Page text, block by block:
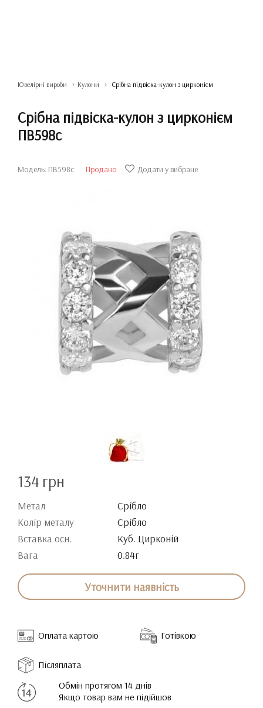
Ювелірні вироби Кулони Срібна підвіска-кулон з цирконієм
Срібна підвіска-кулон з цирконієм
ПВ598с
Модель: ПВ598с Продано Додати у вибране
134 грн
Метал
Срібло
Колір металу
Срібло
Вставка осн.
Куб. Цирконій
Вага
0.84г
Уточнити наявність
Оплата картою Готівкою
Післяплата
Обмін протягом 14 днів
Якщо товар вам не підійшов